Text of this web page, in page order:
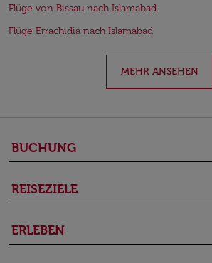
Flüge von Bissau nach Islamabad
Flüge Errachidia nach Islamabad
MEHR ANSEHEN
BUCHUNG
REISEZIELE
ERLEBEN